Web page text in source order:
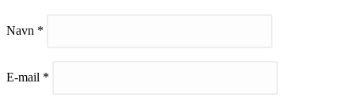
Navn *
E-mail *